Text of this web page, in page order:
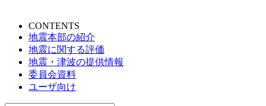
CONTENTS
地震本部の紹介
地震に関する評価
地震・津波の提供情報
委員会資料
ユーザ向け